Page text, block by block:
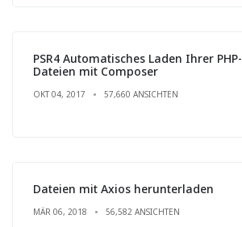
PSR4 Automatisches Laden Ihrer PHP-
Dateien mit Composer
OKT 04, 2017 57,660 ANSICHTEN
Dateien mit Axios herunterladen
MÄR 06, 2018 56,582 ANSICHTEN